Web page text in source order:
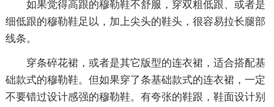
如果觉得高跟的穆勒鞋不舒服，穿双粗低跟、或者是
细低跟的穆勒鞋足以，加上尖头的鞋头，很容易拉长腿部
线条。
穿条碎花裙，或者是其它版型的连衣裙，适合搭配基
础款式的穆勒鞋。但如果穿了条基础款式的连衣裙，一定
不要错过设计感强的穆勒鞋。有夸张的鞋跟，鞋面设计别